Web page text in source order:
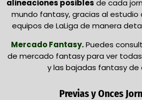
alineaciones posibles de cada
mundo fantasy, gracias al estudio
equipos de LaLiga de manera
Mercado Fantasy.Puedes
de mercado fantasy para ver
y las bajadas fantasy de
Previas y Onces